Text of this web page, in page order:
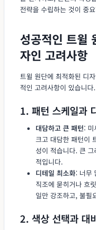
전략을 수립하는 것이 중
성공적인 트윌
자인 고려사항
트윌 원단에 최적화된 디
적인 고려사항이 있습니다.
1. 패턴 스케일과
대담하고 큰 패턴: 미
크고 대담한 패턴이
성이 적습니다. 큰
적입니다.
디테일 최소화: 너무
직조에 묻히거나 흐
일만 강조하고, 불필
2. 색상 선택과 대